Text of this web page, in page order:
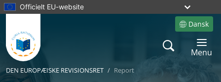
Officielt EU-website
Dansk
Site language
Search
Toggle
Menu
DEN EUROPÆISKE REVISIONSRET Report